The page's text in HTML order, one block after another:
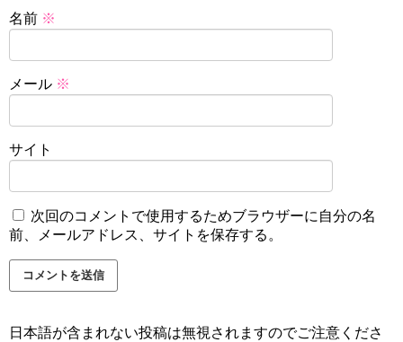
名前 ※
メール ※
サイト
次回のコメントで使用するためブラウザーに自分の名
前、メールアドレス、サイトを保存する。
日本語が含まれない投稿は無視されますのでご注意くださ